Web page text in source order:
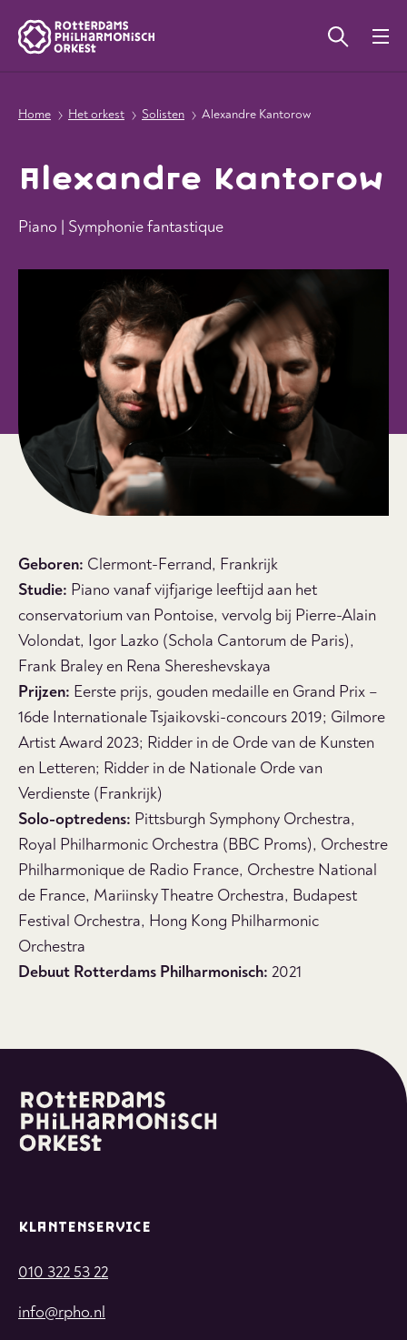
Home Het orkest Solisten Alexandre Kantorow
Alexandre Kantorow
Piano | Symphonie fantastique
Geboren: Clermont-Ferrand, Frankrijk
Studie: Piano vanaf vijfjarige leeftijd aan het
conservatorium van Pontoise, vervolg bij Pierre-Alain
Volondat, Igor Lazko (Schola Cantorum de Paris),
Frank Braley en Rena Shereshevskaya
Prijzen: Eerste prijs, gouden medaille en Grand Prix –
16de Internationale Tsjaikovski-concours 2019; Gilmore
Artist Award 2023; Ridder in de Orde van de Kunsten
en Letteren; Ridder in de Nationale Orde van
Verdienste (Frankrijk)
Solo-optredens: Pittsburgh Symphony Orchestra,
Royal Philharmonic Orchestra (BBC Proms), Orchestre
Philharmonique de Radio France, Orchestre National
de France, Mariinsky Theatre Orchestra, Budapest
Festival Orchestra, Hong Kong Philharmonic
Orchestra
Debuut Rotterdams Philharmonisch: 2021
KLANTENSERVICE
010 322 53 22
info@rpho.nl